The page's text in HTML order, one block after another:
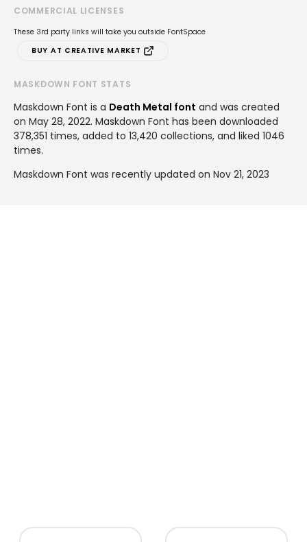
COMMERCIAL LICENSES
These 3rd party links will take you outside FontSpace
BUY AT CREATIVE MARKET
MASKDOWN FONT STATS
Maskdown Font is a Death Metal font and was created
on May 28, 2022. Maskdown Font has been downloaded
378,351 times, added to 13,420 collections, and liked 1046
times.
Maskdown Font was recently updated on Nov 21, 2023